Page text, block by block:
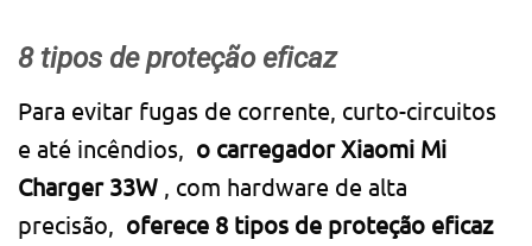
8 tipos de proteção eficaz
Para evitar fugas de corrente, curto-circuitos
e até incêndios, o carregador Xiaomi Mi
Charger 33W , com hardware de alta
precisão, oferece 8 tipos de proteção eficaz